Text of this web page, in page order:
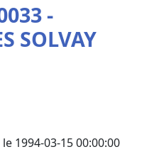
-
SOLVAY
1994-03-15 00:00:00